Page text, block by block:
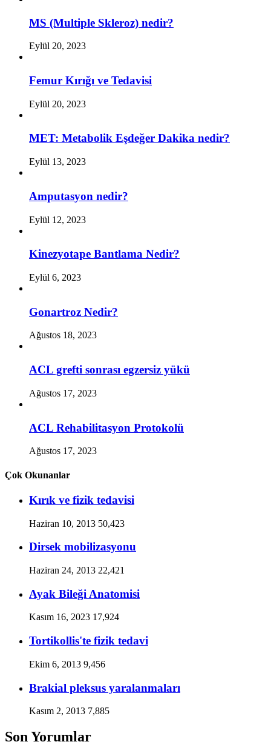
MS (Multiple Skleroz) nedir?
Eylül 20, 2023
Femur Kırığı ve Tedavisi
Eylül 20, 2023
MET: Metabolik Eşdeğer Dakika nedir?
Eylül 13, 2023
Amputasyon nedir?
Eylül 12, 2023
Kinezyotape Bantlama Nedir?
Eylül 6, 2023
Gonartroz Nedir?
Ağustos 18, 2023
ACL grefti sonrası egzersiz yükü
Ağustos 17, 2023
ACL Rehabilitasyon Protokolü
Ağustos 17, 2023
Çok Okunanlar
Kırık ve fizik tedavisi
Haziran 10, 2013 50,423
Dirsek mobilizasyonu
Haziran 24, 2013 22,421
Ayak Bileği Anatomisi
Kasım 16, 2023 17,924
Tortikollis'te fizik tedavi
Ekim 6, 2013 9,456
Brakial pleksus yaralanmaları
Kasım 2, 2013 7,885
Son Yorumlar